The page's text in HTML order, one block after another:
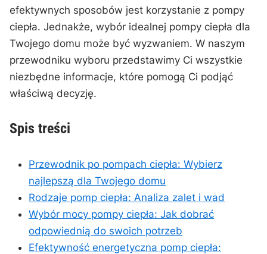
efektywnych sposobów jest⁢ korzystanie z pompy
ciepła. Jednakże, wybór ‍idealnej ‌pompy ⁤ciepła dla
Twojego domu może być wyzwaniem. W ⁤naszym
przewodniku wyboru⁣ przedstawimy Ci wszystkie
niezbędne informacje, które pomogą Ci podjąć
‍właściwą decyzję.
Spis treści
Przewodnik po pompach ciepła: Wybierz
najlepszą⁤ dla ‌Twojego ‌domu
Rodzaje pomp ciepła: Analiza zalet ⁣i wad
Wybór ‍mocy pompy ciepła: Jak ​dobrać
odpowiednią do swoich potrzeb
Efektywność energetyczna pomp ciepła: